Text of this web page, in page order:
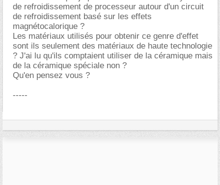
de refroidissement de processeur autour d'un circuit
de refroidissement basé sur les effets
magnétocalorique ?
Les matériaux utilisés pour obtenir ce genre d'effet
sont ils seulement des matériaux de haute technologie
? J'ai lu qu'ils comptaient utiliser de la céramique mais
de la céramique spéciale non ?
Qu'en pensez vous ?
-----